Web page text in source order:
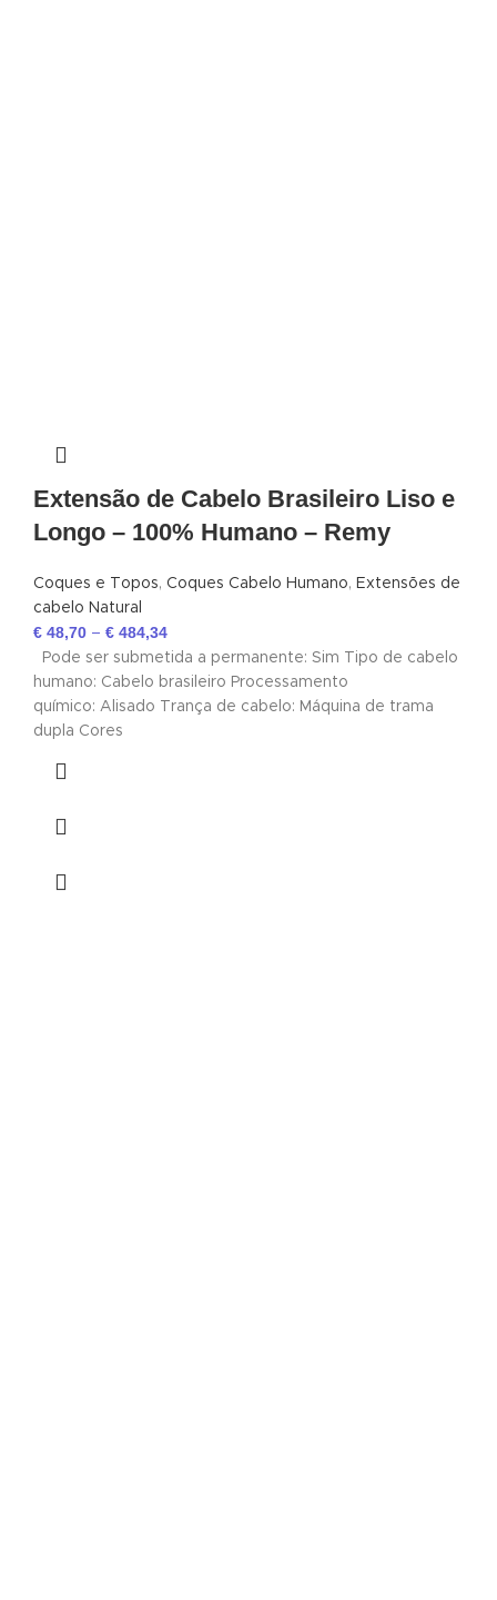
Extensão de Cabelo Brasileiro Liso e
Longo – 100% Humano – Remy
Coques e Topos, Coques Cabelo Humano, Extensões de
cabelo Natural
€ 48,70 – € 484,34
Pode ser submetida a permanente: Sim Tipo de cabelo
humano: Cabelo brasileiro Processamento
químico: Alisado Trança de cabelo: Máquina de trama
dupla Cores